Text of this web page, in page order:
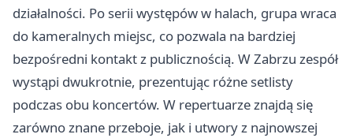
działalności. Po serii występów w halach, grupa wraca
do kameralnych miejsc, co pozwala na bardziej
bezpośredni kontakt z publicznością. W Zabrzu zespół
wystąpi dwukrotnie, prezentując różne setlisty
podczas obu koncertów. W repertuarze znajdą się
zarówno znane przeboje, jak i utwory z najnowszej